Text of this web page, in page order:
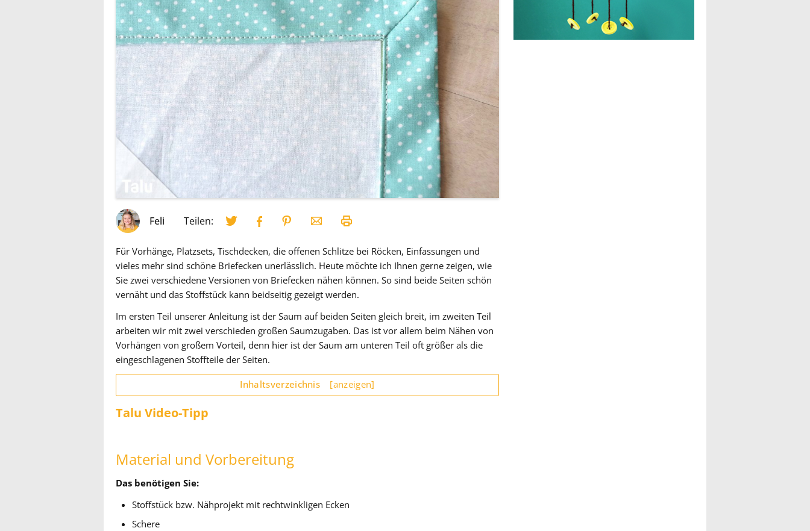
Feli Teilen:
Für Vorhänge, Platzsets, Tischdecken, die offenen Schlitze bei Röcken, Einfassungen und
vieles mehr sind schöne Briefecken unerlässlich. Heute möchte ich Ihnen gerne zeigen, wie
Sie zwei verschiedene Versionen von Briefecken nähen können. So sind beide Seiten schön
vernäht und das Stoffstück kann beidseitig gezeigt werden.
Im ersten Teil unserer Anleitung ist der Saum auf beiden Seiten gleich breit, im zweiten Teil
arbeiten wir mit zwei verschieden großen Saumzugaben. Das ist vor allem beim Nähen von
Vorhängen von großem Vorteil, denn hier ist der Saum am unteren Teil oft größer als die
eingeschlagenen Stoffteile der Seiten.
Inhaltsverzeichnis [anzeigen]
Talu Video-Tipp
Material und Vorbereitung
Das benötigen Sie:
Stoffstück bzw. Nähprojekt mit rechtwinkligen Ecken
Schere